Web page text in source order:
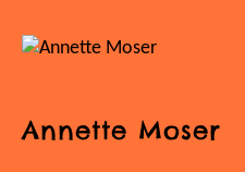
Annette Moser